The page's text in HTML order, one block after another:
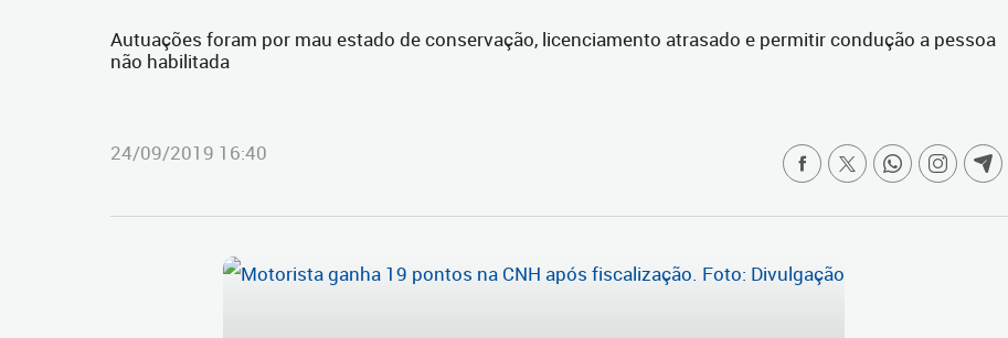
Autuações foram por mau estado de conservação, licenciamento atrasado e permitir condução a pessoa
não habilitada
24/09/2019 16:40